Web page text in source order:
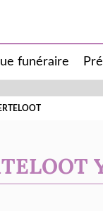
funéraire